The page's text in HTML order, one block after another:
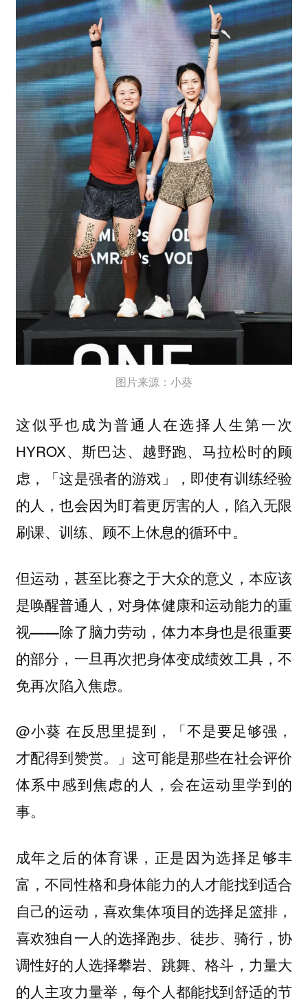
图片来源：小葵
这似乎也成为普通人在选择人生第一次
HYROX、斯巴达、越野跑、马拉松时的顾
虑，「这是强者的游戏」，即使有训练经验
的人，也会因为盯着更厉害的人，陷入无限
刷课、训练、顾不上休息的循环中。
但运动，甚至比赛之于大众的意义，本应该
是唤醒普通人，对身体健康和运动能力的重
视——除了脑力劳动，体力本身也是很重要
的部分 ，一旦再次把身体变成绩效工具，不
免再次陷入焦虑。
@小葵 在反思里提到，「不是要足够强，
才配得到赞赏。」这可能是那些在社会评价
体系中感到焦虑的人，会在运动里学到的
事。
成年之后的体育课，正是因为选择足够丰
富，不同性格和身体能力的人才能找到适合
自己的运动，喜欢集体项目的选择足篮排，
喜欢独自一人的选择跑步、徒步、骑行，协
调性好的人选择攀岩、跳舞、格斗，力量大
的人主攻力量举，每个人都能找到舒适的节